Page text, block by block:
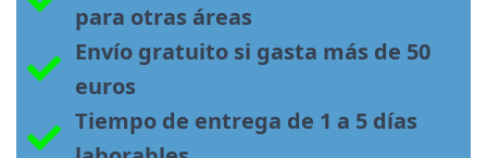
para otras áreas
Envío gratuito si gasta más de 50
euros
Tiempo de entrega de 1 a 5 días